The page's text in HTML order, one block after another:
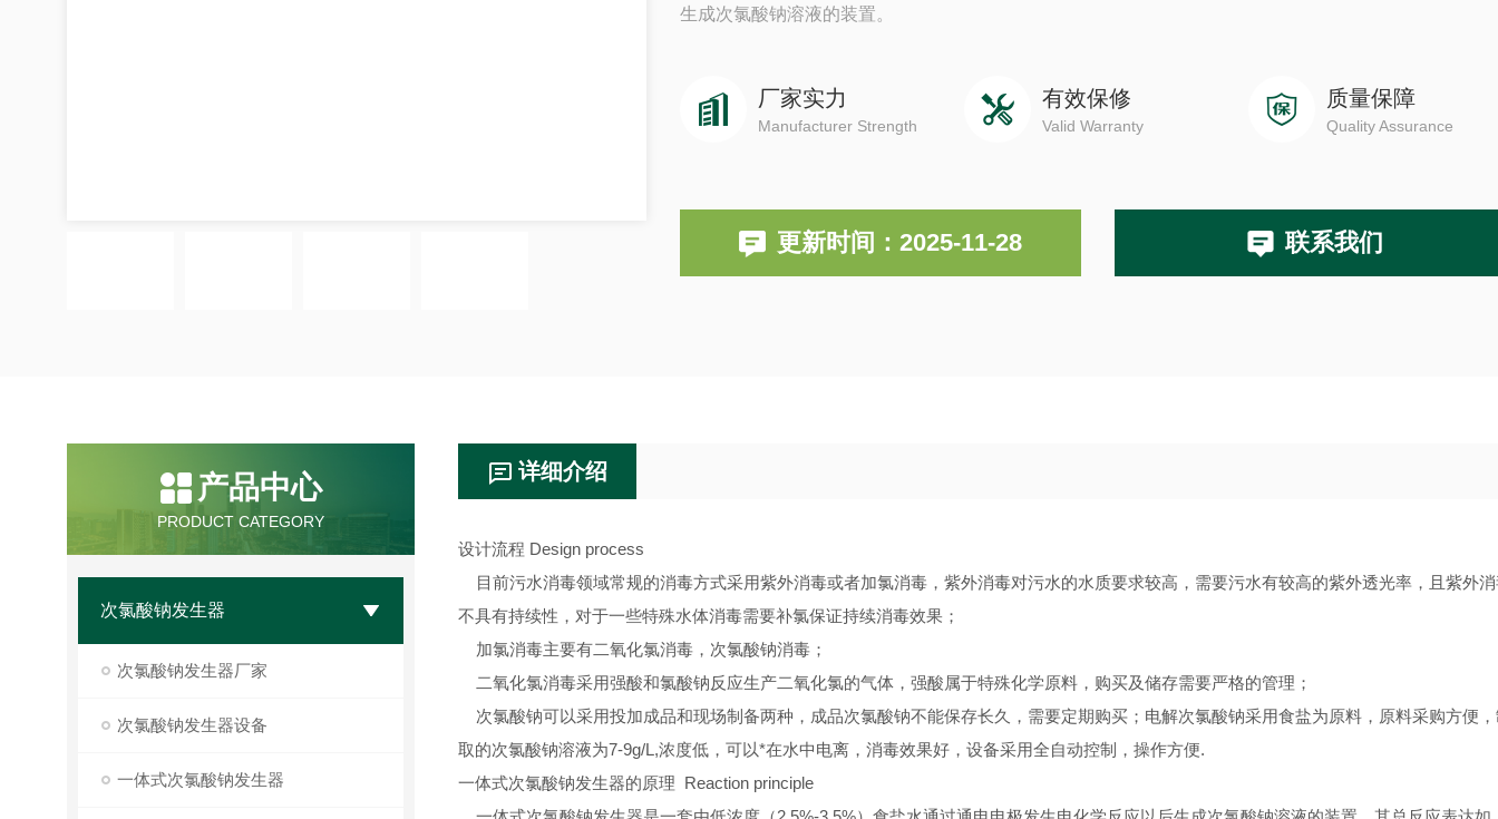
生成次氯酸钠溶液的装置。
厂家实力
Manufacturer Strength
有效保修
Valid Warranty
质量保障
Quality Assurance
更新时间：2025-11-28 联系我们
产品中心
PRODUCT CATEGORY
次氯酸钠发生器
次氯酸钠发生器厂家
次氯酸钠发生器设备
一体式次氯酸钠发生器
详细介绍
设计流程 Design process
目前污水消毒领域常规的消毒方式采用紫外消毒或者加氯消毒，紫外消毒对污水的水质要求较高，需要污水有较高的紫外透光率，且紫外
不具有持续性，对于一些特殊水体消毒需要补氯保证持续消毒效果；
加氯消毒主要有二氧化氯消毒，次氯酸钠消毒；
二氧化氯消毒采用强酸和氯酸钠反应生产二氧化氯的气体，强酸属于特殊化学原料，购买及储存需要严格的管理；
次氯酸钠可以采用投加成品和现场制备两种，成品次氯酸钠不能保存长久，需要定期购买；电解次氯酸钠采用食盐为原料，原料采购方便
取的次氯酸钠溶液为7-9g/L,浓度低，可以*在水中电离，消毒效果好，设备采用全自动控制，操作方便.
一体式次氯酸钠发生器的原理 Reaction principle